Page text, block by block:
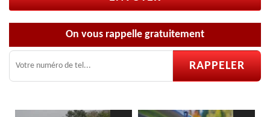
On vous rappelle gratuitement